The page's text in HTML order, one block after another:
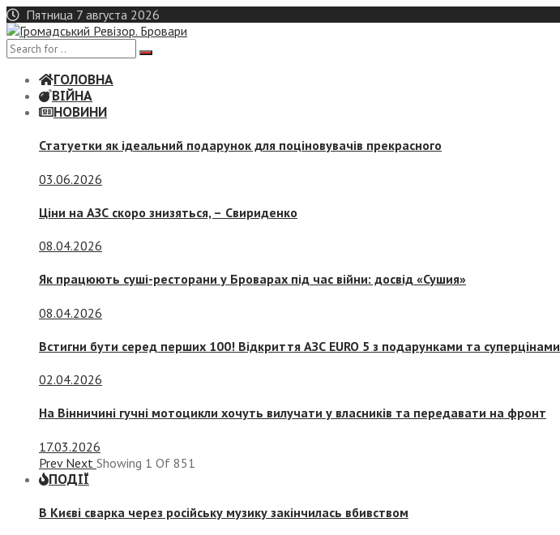
Skip
to
content
Пятница 7 августа 2026
ГОЛОВНА
ВІЙНА
НОВИНИ
Статуетки як ідеальний подарунок для поціновувачів прекрасного
03.06.2026
Ціни на АЗС скоро знизяться, – Свириденко
08.04.2026
Як працюють суші-ресторани у Броварах під час війни: досвід «Сушия»
08.04.2026
Встигни бути серед перших 100! Відкриття АЗС EURO 5 з подарунками та суперцінами
02.04.2026
На Вінничині гучні мотоцикли хочуть вилучати у власників та передавати на фронт
17.03.2026
Prev Next Showing 1 Of 851
ПОДІЇ
В Києві сварка через російську музику закінчилась вбивством